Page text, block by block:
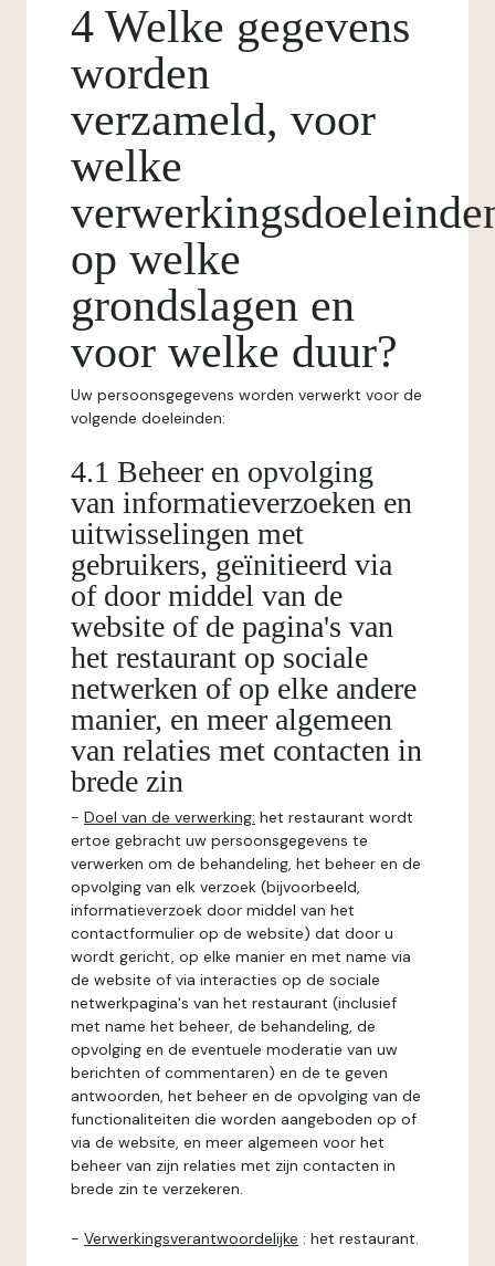
4 Welke gegevens
worden
verzameld, voor
welke
op welke
grondslagen en
voor welke duur?
Uw persoonsgegevens worden verwerkt voor de
volgende doeleinden:
4.1 Beheer en opvolging
van informatieverzoeken en
uitwisselingen met
gebruikers, geïnitieerd via
of door middel van de
website of de pagina's van
het restaurant op sociale
netwerken of op elke andere
manier, en meer algemeen
van relaties met contacten in
brede zin
- Doel van de verwerking: het restaurant wordt
ertoe gebracht uw persoonsgegevens te
verwerken om de behandeling, het beheer en de
opvolging van elk verzoek (bijvoorbeeld,
informatieverzoek door middel van het
contactformulier op de website) dat door u
wordt gericht, op elke manier en met name via
de website of via interacties op de sociale
netwerkpagina's van het restaurant (inclusief
met name het beheer, de behandeling, de
opvolging en de eventuele moderatie van uw
berichten of commentaren) en de te geven
antwoorden, het beheer en de opvolging van de
functionaliteiten die worden aangeboden op of
via de website, en meer algemeen voor het
beheer van zijn relaties met zijn contacten in
brede zin te verzekeren.
- Verwerkingsverantwoordelijke : het restaurant.